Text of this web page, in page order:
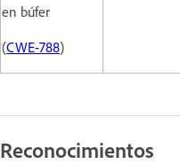
en búfer
(CWE-788)
Reconocimientos